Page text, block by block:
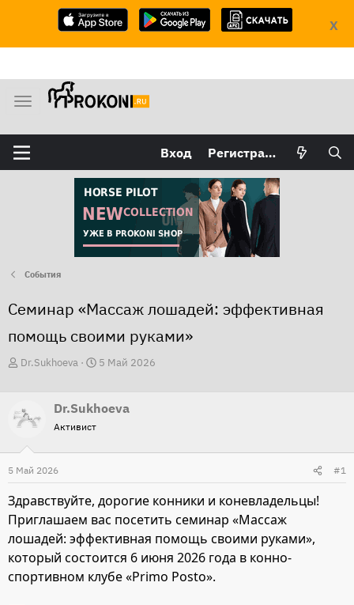
X
М
н
ю
Вход Регистрация
События
Семинар «Массаж лошадей: эффективная
помощь своими руками»
А
о
т
е
Dr.Sukhoeva
Д
а
5 Май 2026
Dr.Sukhoeva
Активист
5 Май 2026 #1
Здравствуйте, дорогие конники и коневладельцы!
Приглашаем вас посетить семинар «Массаж
лошадей: эффективная помощь своими руками»,
который состоится 6 июня 2026 года в конно-
спортивном клубе «Primo Posto».